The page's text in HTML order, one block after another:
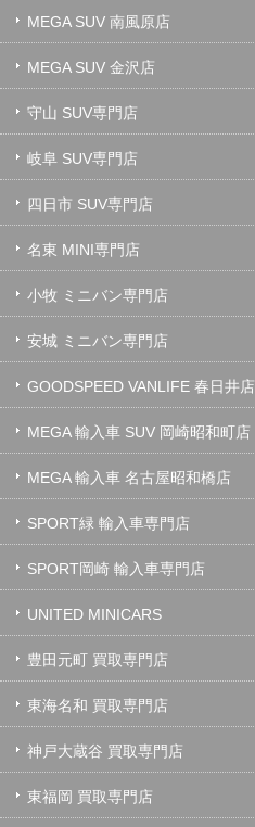
MEGA SUV 南風原店
MEGA SUV 金沢店
守山 SUV専門店
岐阜 SUV専門店
四日市 SUV専門店
名東 MINI専門店
小牧 ミニバン専門店
安城 ミニバン専門店
GOODSPEED VANLIFE 春日井店
MEGA 輸入車 SUV 岡崎昭和町店
MEGA 輸入車 名古屋昭和橋店
SPORT緑 輸入車専門店
SPORT岡崎 輸入車専門店
UNITED MINICARS
豊田元町 買取専門店
東海名和 買取専門店
神戸大蔵谷 買取専門店
東福岡 買取専門店